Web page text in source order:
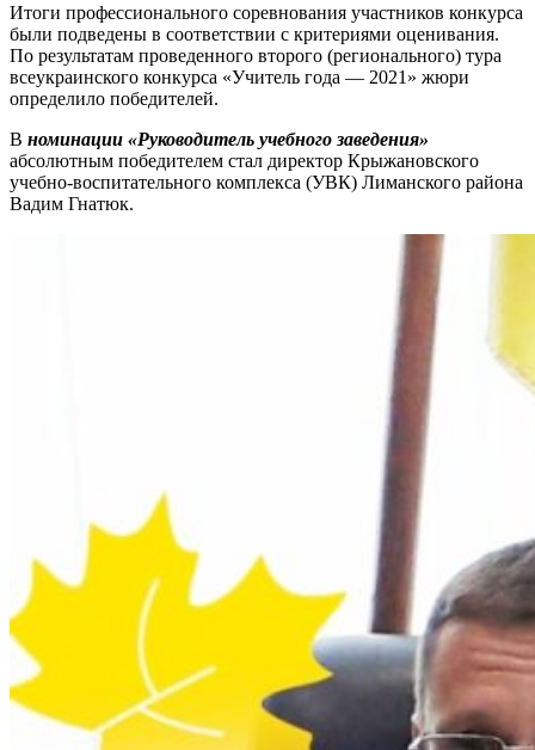
Итоги профессионального соревнования участников конкурса
были подведены в соответствии с критериями оценивания.
По результатам проведенного второго (регионального) тура
всеукраинского конкурса «Учитель года — 2021» жюри
определило победителей.
В номинации «Руководитель учебного заведения»
абсолютным победителем стал директор Крыжановского
учебно-воспитательного комплекса (УВК) Лиманского района
Вадим Гнатюк.